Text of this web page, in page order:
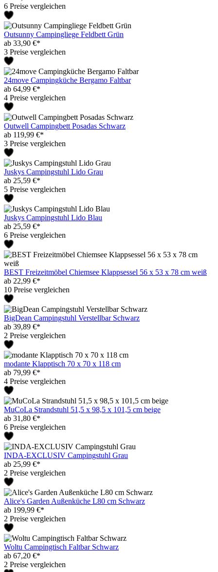
6 Preise vergleichen
Outsunny Campingliege Feldbett Grün
ab 33,90 €*
3 Preise vergleichen
24move Campingküche Bergamo Faltbar
ab 64,99 €*
4 Preise vergleichen
Outwell Campingbett Posadas Schwarz
ab 119,99 €*
3 Preise vergleichen
Juskys Campingstuhl Lido Grau
ab 25,59 €*
5 Preise vergleichen
Juskys Campingstuhl Lido Blau
ab 25,59 €*
6 Preise vergleichen
BEST Freizeitmöbel Chiemsee Klappsessel 56 x 53 x 78 cm weiß
ab 22,99 €*
10 Preise vergleichen
BigDean Campingstuhl Verstellbar Schwarz
ab 39,89 €*
2 Preise vergleichen
modante Klapptisch 70 x 70 x 118 cm
ab 79,99 €*
4 Preise vergleichen
MuCoLa Strandstuhl 51,5 x 98,5 x 101,5 cm beige
ab 31,80 €*
6 Preise vergleichen
INDA-EXCLUSIV Campingstuhl Grau
ab 25,99 €*
2 Preise vergleichen
Alice's Garden Außenküche L80 cm Schwarz
ab 199,99 €*
2 Preise vergleichen
Woltu Campingtisch Faltbar Schwarz
ab 67,20 €*
2 Preise vergleichen